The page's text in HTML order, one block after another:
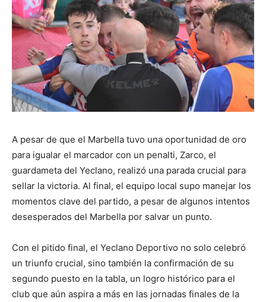
A pesar de que el Marbella tuvo una oportunidad de oro
para igualar el marcador con un penalti, Zarco, el
guardameta del Yeclano, realizó una parada crucial para
sellar la victoria. Al final, el equipo local supo manejar los
momentos clave del partido, a pesar de algunos intentos
desesperados del Marbella por salvar un punto.
Con el pitido final, el Yeclano Deportivo no solo celebró
un triunfo crucial, sino también la confirmación de su
segundo puesto en la tabla, un logro histórico para el
club que aún aspira a más en las jornadas finales de la